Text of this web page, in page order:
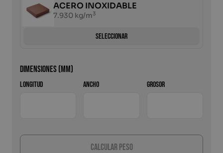
ACERO INOXIDABLE
7.930 kg/m3
Seleccionar
Dimensiones (mm)
LONGITUD ANCHO GROSOR
Calcular peso